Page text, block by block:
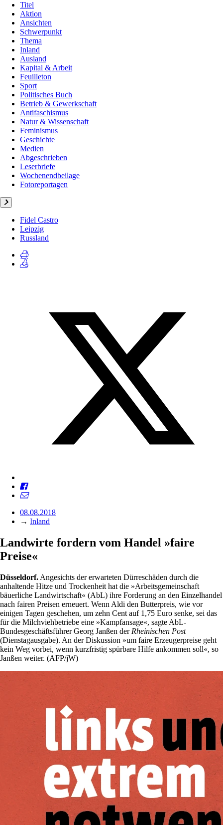
Titel
Aktion
Ansichten
Schwerpunkt
Thema
Inland
Ausland
Kapital & Arbeit
Feuilleton
Sport
Politisches Buch
Betrieb & Gewerkschaft
Antifaschismus
Natur & Wissenschaft
Feminismus
Geschichte
Medien
Abgeschrieben
Leserbriefe
Wochenendbeilage
Fotoreportagen
Fidel Castro
Leipzig
Russland
08.08.2018
→ Inland
Landwirte fordern vom Handel »faire
Preise«
Düsseldorf. Angesichts der erwarteten Dürreschäden durch die
anhaltende Hitze und Trockenheit hat die »Arbeitsgemeinschaft
bäuerliche Landwirtschaft« (AbL) ihre Forderung an den Einzelhandel
nach fairen Preisen erneuert. Wenn Aldi den Butterpreis, wie vor
einigen Tagen geschehen, um zehn Cent auf 1,75 Euro senke, sei das
für die Milchviehbetriebe eine »Kampfansage«, sagte AbL-
Bundesgeschäftsführer Georg Janßen der Rheinischen Post
(Dienstagausgabe). An der Diskussion »um faire Erzeugerpreise geht
kein Weg vorbei, wenn kurzfristig spürbare Hilfe ankommen soll«, so
Janßen weiter. (AFP/jW)